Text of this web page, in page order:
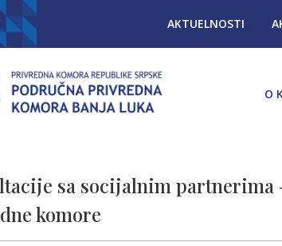
AKTUELNOSTI
O
sa socijalnim partnerima
komore